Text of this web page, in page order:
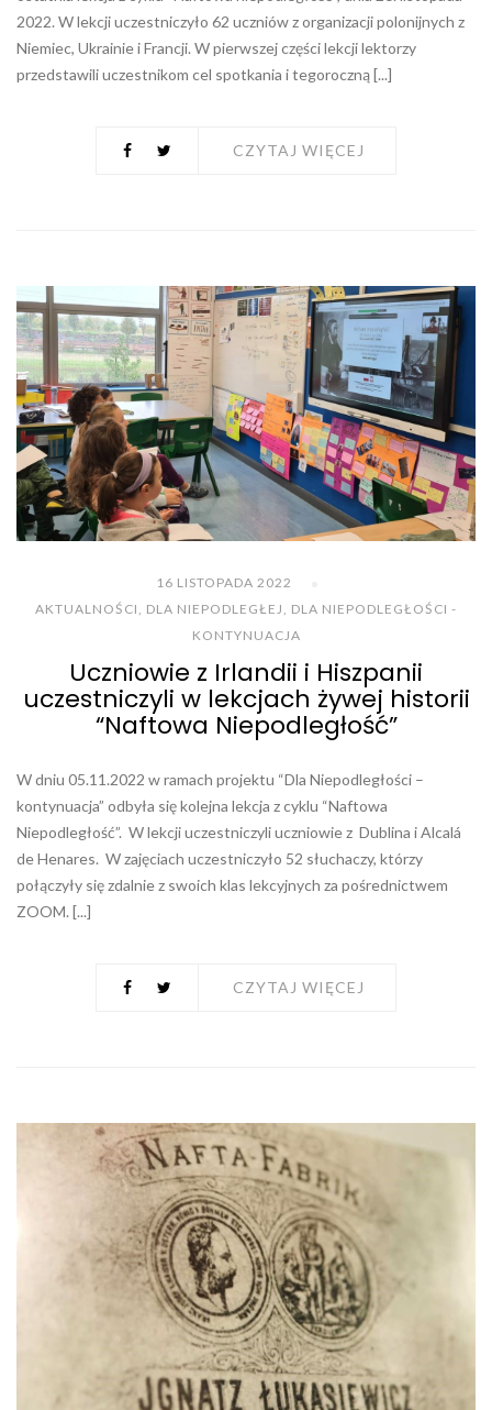
2022. W lekcji uczestniczyło 62 uczniów z organizacji polonijnych z
Niemiec, Ukrainie i Francji. W pierwszej części lekcji lektorzy
przedstawili uczestnikom cel spotkania i tegoroczną [...]
CZYTAJ WIĘCEJ
16 LISTOPADA 2022
AKTUALNOŚCI, DLA NIEPODLEGŁEJ, DLA NIEPODLEGŁOŚCI -
KONTYNUACJA
Uczniowie z Irlandii i Hiszpanii
uczestniczyli w lekcjach żywej historii
“Naftowa Niepodległość”
W dniu 05.11.2022 w ramach projektu “Dla Niepodległości –
kontynuacja” odbyła się kolejna lekcja z cyklu “Naftowa
Niepodległość”. W lekcji uczestniczyli uczniowie z Dublina i Alcalá
de Henares. W zajęciach uczestniczyło 52 słuchaczy, którzy
połączyły się zdalnie z swoich klas lekcyjnych za pośrednictwem
ZOOM. [...]
CZYTAJ WIĘCEJ